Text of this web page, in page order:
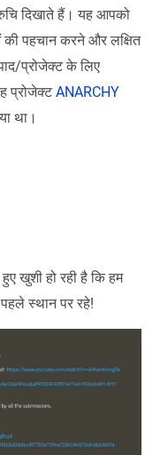
दिखाते हैं। यह आपको
की पहचान करने और लक्षित
प्रोजेक्ट के लिए
प्रोजेक्टANARCHY
था।
खुशी हो रही है कि हम
स्थान पर रहे!